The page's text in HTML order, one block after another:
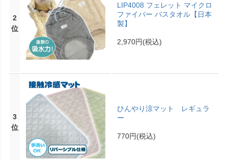
2
位
LIP4008 フェレット マイクロ
ファイバー バスタオル【日本
製】
2,970円(税込)
3
位
ひんやり涼マット レギュラ
ー
770円(税込)